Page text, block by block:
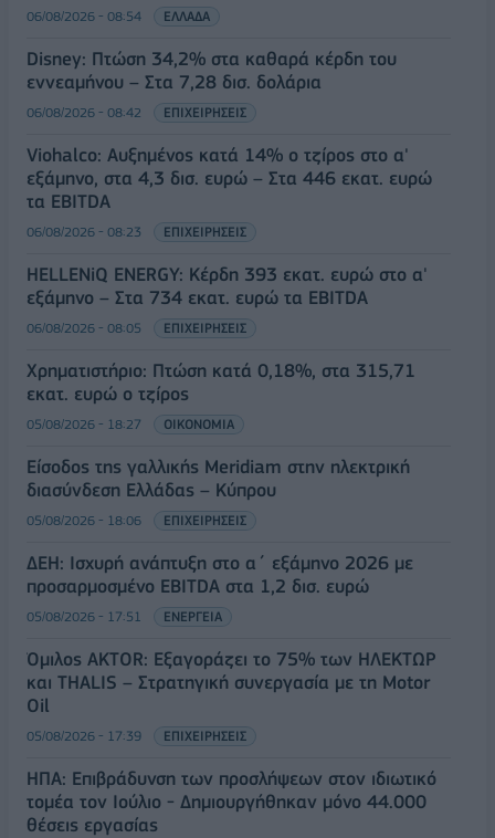
06/08/2026 - 08:54 ΕΛΛΑΔΑ
Disney: Πτώση 34,2% στα καθαρά κέρδη του
εννεαμήνου – Στα 7,28 δισ. δολάρια
06/08/2026 - 08:42 ΕΠΙΧΕΙΡΗΣΕΙΣ
Viohalco: Αυξημένος κατά 14% ο τζίρος στο α'
εξάμηνο, στα 4,3 δισ. ευρώ – Στα 446 εκατ. ευρώ
τα EBITDA
06/08/2026 - 08:23 ΕΠΙΧΕΙΡΗΣΕΙΣ
HELLENiQ ENERGY: Κέρδη 393 εκατ. ευρώ στο α'
εξάμηνο – Στα 734 εκατ. ευρώ τα EBITDA
06/08/2026 - 08:05 ΕΠΙΧΕΙΡΗΣΕΙΣ
Χρηματιστήριο: Πτώση κατά 0,18%, στα 315,71
εκατ. ευρώ ο τζίρος
05/08/2026 - 18:27 ΟΙΚΟΝΟΜΙΑ
Είσοδος της γαλλικής Meridiam στην ηλεκτρική
διασύνδεση Ελλάδας – Κύπρου
05/08/2026 - 18:06 ΕΠΙΧΕΙΡΗΣΕΙΣ
ΔΕΗ: Ισχυρή ανάπτυξη στο α΄ εξάμηνο 2026 με
προσαρμοσμένο EBITDA στα 1,2 δισ. ευρώ
05/08/2026 - 17:51 ΕΝΕΡΓΕΙΑ
Όμιλος AKTOR: Εξαγοράζει το 75% των ΗΛΕΚΤΩΡ
και THALIS – Στρατηγική συνεργασία με τη Motor
Oil
05/08/2026 - 17:39 ΕΠΙΧΕΙΡΗΣΕΙΣ
ΗΠΑ: Επιβράδυνση των προσλήψεων στον ιδιωτικό
τομέα τον Ιούλιο - Δημιουργήθηκαν μόνο 44.000
θέσεις εργασίας